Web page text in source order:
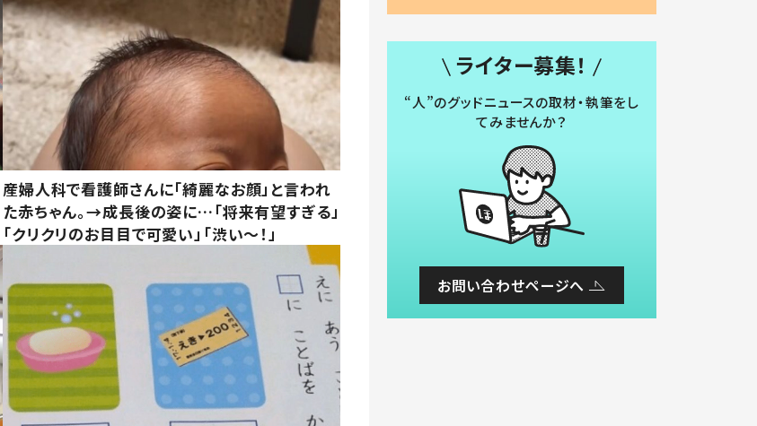
産婦人科で看護師さんに「綺麗なお顔」と言われ
た赤ちゃん。→成長後の姿に…「将来有望すぎる」
「クリクリのお目目で可愛い」「渋い～！」
ライター募集！
“人”のグッドニュースの取材・執筆をし
てみませんか？
お問い合わせページへ